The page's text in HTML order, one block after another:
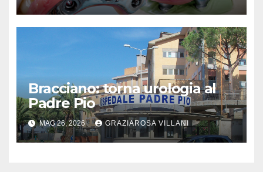
Bracciano: torna urologia al
Padre Pio
MAG 26, 2026 GRAZIAROSA VILLANI